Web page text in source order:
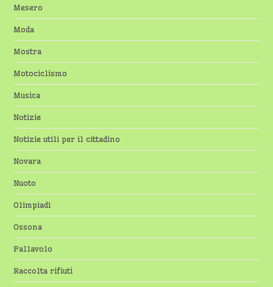
Mesero
Moda
Mostra
Motociclismo
Musica
Notizie
Notizie utili per il cittadino
Novara
Nuoto
Olimpiadi
Ossona
Pallavolo
Raccolta rifiuti